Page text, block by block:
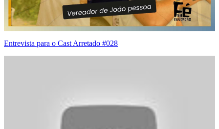
Entrevista para o Cast Arretado #028